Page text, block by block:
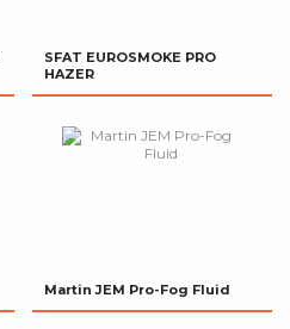
SFAT EUROSMOKE PRO
HAZER
Martin JEM Pro-Fog Fluid